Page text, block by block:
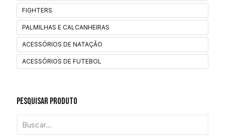
FIGHTERS
PALMILHAS E CALCANHEIRAS
ACESSÓRIOS DE NATAÇÃO
ACESSÓRIOS DE FUTEBOL
Pesquisar Produto